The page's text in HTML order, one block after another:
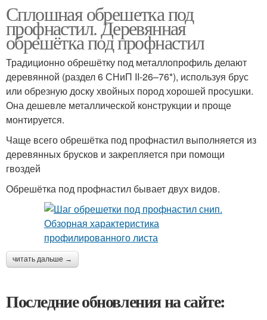
Сплошная обрешетка под
профнастил. Деревянная
обрешётка под профнастил
Традиционно обрешётку под металлопрофиль делают
деревянной (раздел 6 СНиП II-26–76*), используя брус
или обрезную доску хвойных пород хорошей просушки.
Она дешевле металлической конструкции и проще
монтируется.
Чаще всего обрешётка под профнастил выполняется из
деревянных брусков и закрепляется при помощи
гвоздей
Обрешётка под профнастил бывает двух видов.
читать дальше →
Последние обновления на сайте: